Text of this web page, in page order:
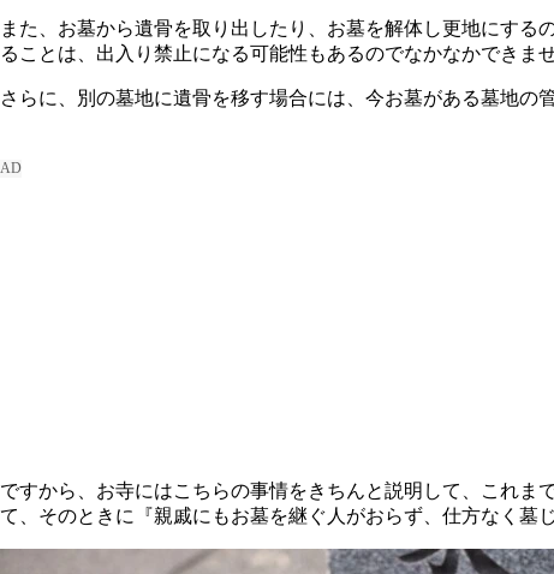
また、お墓から遺骨を取り出したり、お墓を解体し更地にす
ることは、出入り禁止になる可能性もあるのでなかなかできませ
さらに、別の墓地に遺骨を移す場合には、今お墓がある墓地の
ですから、お寺にはこちらの事情をきちんと説明して、これ
て、そのときに『親戚にもお墓を継ぐ人がおらず、仕方なく墓